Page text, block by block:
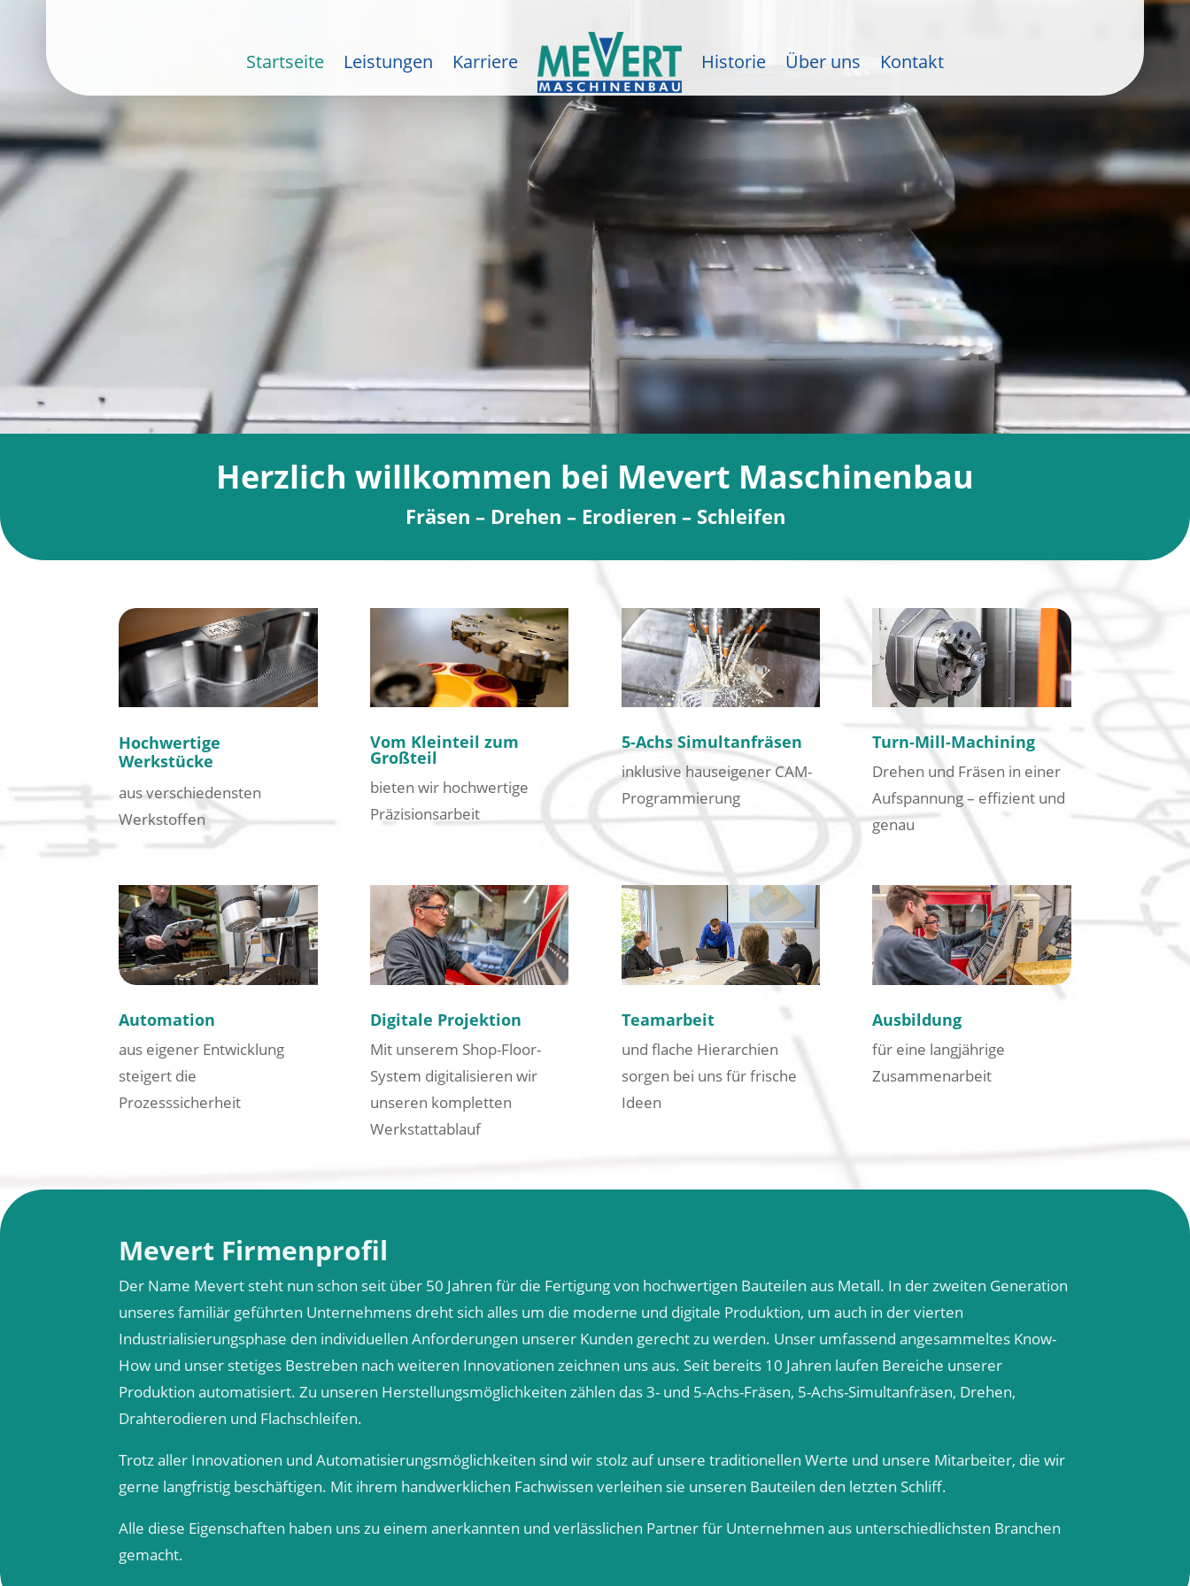
Startseite Leistungen Karriere Historie Über uns Kontakt
Herzlich willkommen bei Mevert Maschinenbau
Fräsen – Drehen – Erodieren – Schleifen
Hochwertige
Werkstücke
aus verschiedensten
Werkstoffen
Vom Kleinteil zum
Großteil
bieten wir hochwertige
Präzisionsarbeit
5-Achs Simultanfräsen
inklusive hauseigener CAM-
Programmierung
Turn-Mill-Machining
Drehen und Fräsen in einer
Aufspannung – effizient und
genau
Automation
aus eigener Entwicklung
steigert die
Prozesssicherheit
Digitale Projektion
Mit unserem Shop-Floor-
System digitalisieren wir
unseren kompletten
Werkstattablauf
Teamarbeit
und flache Hierarchien
sorgen bei uns für frische
Ideen
Ausbildung
für eine langjährige
Zusammenarbeit
Mevert Firmenprofil
Der Name Mevert steht nun schon seit über 50 Jahren für die Fertigung von hochwertigen Bauteilen aus Metall. In der zweiten Generation
unseres familiär geführten Unternehmens dreht sich alles um die moderne und digitale Produktion, um auch in der vierten
Industrialisierungsphase den individuellen Anforderungen unserer Kunden gerecht zu werden. Unser umfassend angesammeltes Know-
How und unser stetiges Bestreben nach weiteren Innovationen zeichnen uns aus. Seit bereits 10 Jahren laufen Bereiche unserer
Produktion automatisiert. Zu unseren Herstellungsmöglichkeiten zählen das 3- und 5-Achs-Fräsen, 5-Achs-Simultanfräsen, Drehen,
Drahterodieren und Flachschleifen.
Trotz aller Innovationen und Automatisierungsmöglichkeiten sind wir stolz auf unsere traditionellen Werte und unsere Mitarbeiter, die wir
gerne langfristig beschäftigen. Mit ihrem handwerklichen Fachwissen verleihen sie unseren Bauteilen den letzten Schliff.
Alle diese Eigenschaften haben uns zu einem anerkannten und verlässlichen Partner für Unternehmen aus unterschiedlichsten Branchen
gemacht.